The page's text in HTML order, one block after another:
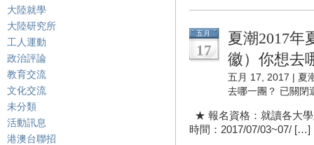
大陸就學
大陸研究所
工人運動
政治評論
教育交流
文化交流
未分類
活動訊息
港澳台聯招
五月
17
夏潮2017年
徽）你想去
五月 17, 2017 | 夏
去哪一團？ 已關閉
★ 報名資格：就讀各大
時間：2017/07/03~07/ […]